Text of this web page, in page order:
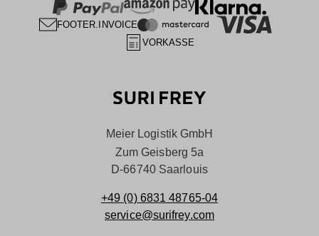
FOOTER.INVOICE
VORKASSE
Meier Logistik GmbH
Zum Geisberg 5a
D-66740 Saarlouis
+49 (0) 6831 48765-04
service@surifrey.com